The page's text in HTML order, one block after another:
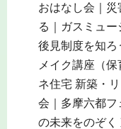
おはなし会｜災
る｜ガスミュ
後見制度を知ろ
メイク講座（
ネ住宅 新築・
会｜多摩六都フ
の未来をのぞく